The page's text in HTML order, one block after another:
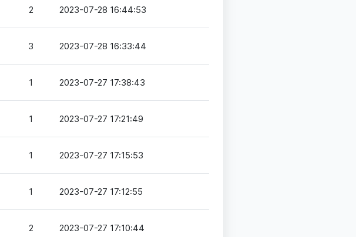
2 2023-07-28 16:44:53
3 2023-07-28 16:33:44
1 2023-07-27 17:38:43
1 2023-07-27 17:21:49
1 2023-07-27 17:15:53
1 2023-07-27 17:12:55
2 2023-07-27 17:10:44